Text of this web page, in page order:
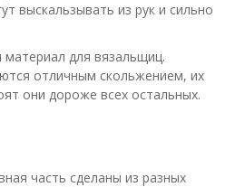
выскальзывать из рук и сильно
для вязальщиц.
отличным скольжением, их
они дороже всех остальных.
часть сделаны из разных